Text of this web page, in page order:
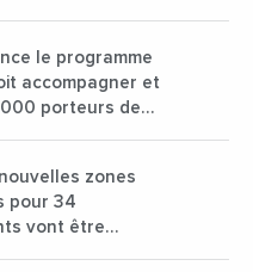
le programme
accompagner et
porteurs de
zones
pour 34
vont être